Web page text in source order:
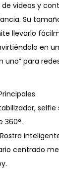
videos y
Su
llevarlo
en
uno” para
selfie
360°.
centrado